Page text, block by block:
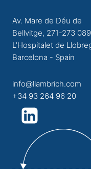
Av. Mare de Déu de
Bellvitge, 271-273
L’Hospitalet de
Barcelona - Spain
info@llambrich.com
+34 93 264 96 20